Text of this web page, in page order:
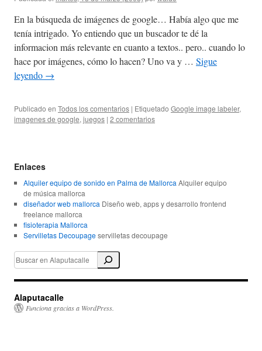
En la búsqueda de imágenes de google… Había algo que me
tenía intrigado. Yo entiendo que un buscador te dé la
informacion más relevante en cuanto a textos.. pero.. cuando lo
hace por imágenes, cómo lo hacen? Uno va y … Sigue
leyendo →
Publicado en Todos los comentarios | Etiquetado Google image labeler,
imagenes de google, juegos | 2 comentarios
Enlaces
Alquiler equipo de sonido en Palma de Mallorca Alquiler equipo
de música mallorca
diseñador web mallorca Diseño web, apps y desarrollo frontend
freelance mallorca
fisioterapia Mallorca
Servilletas Decoupageservilletas decoupage
Alaputacalle
Funciona gracias a WordPress.